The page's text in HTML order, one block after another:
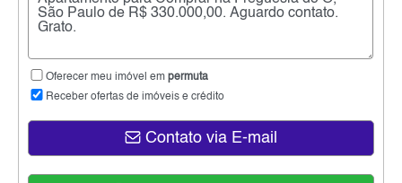
Oferecer meu imóvel em permuta
Receber ofertas de imóveis e crédito
Contato via E-mail